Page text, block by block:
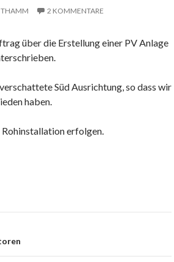
THAMM 2 KOMMENTARE
über die Erstellung einer PV Anlage
Süd Ausrichtung, so dass wir
haben.
erfolgen.